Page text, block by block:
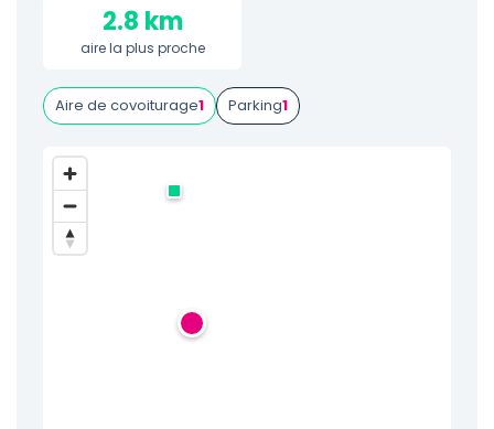
2.8 km
aire la plus proche
Aire de covoiturage1 Parking1